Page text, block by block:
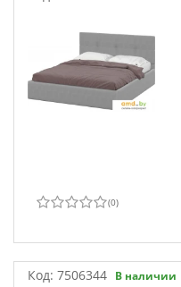
(0)
Код: 7506344 В наличии